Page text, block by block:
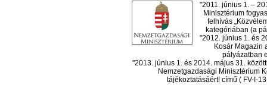
"2011. június 1. –
Minisztérium
felhívás
kategóriában (a
"2012. június 1. és
Kosár Magazin
pályázatban
"2013. június 1. és 2014. május 31.
Nemzetgazdasági Minisztérium
tájékoztatásáért! című ( FV-I-